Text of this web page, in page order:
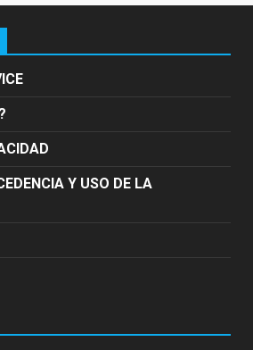
Y USO DE LA